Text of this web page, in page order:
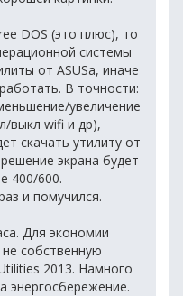
DOS (это плюс), то
системы
от ASUSа, иначе
В точности:
увеличение
выкл wifi и др),
скачать утилиту от
экрана будет
400/600.
и помучился.
Для экономии
собственную
2013. Намного
энергосбережение.